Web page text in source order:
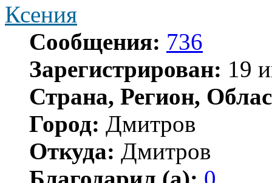
Ксения
Сообщения: 736
Зарегистрирован: 19
Страна, Регион,
Город: Дмитров
Откуда: Дмитров